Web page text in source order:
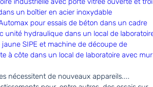
nécessitent de nouveaux appareils....